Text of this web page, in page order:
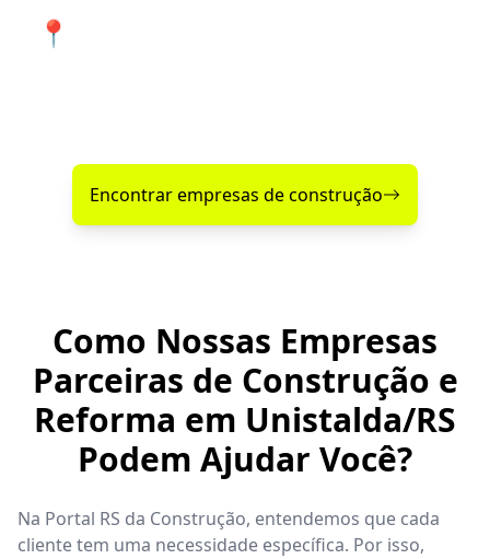
📍 Atendimento de qualidade em
Encontrar empresas de construção
Como Nossas Empresas
Parceiras de Construção e
Reforma em Unistalda/RS
Podem Ajudar Você?
Na Portal RS da Construção, entendemos que cada
cliente tem uma necessidade específica. Por isso,